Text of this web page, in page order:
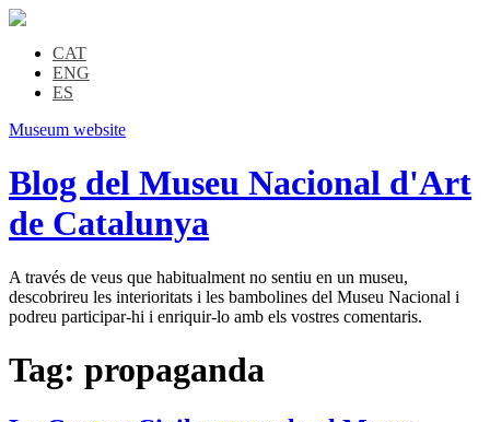
CAT
ENG
ES
Museum website
Blog del Museu Nacional d'Art
de Catalunya
A través de veus que habitualment no sentiu en un museu,
descobrireu les interioritats i les bambolines del Museu Nacional i
podreu participar-hi i enriquir-lo amb els vostres comentaris.
Tag: propaganda